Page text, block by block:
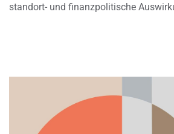
standort- und finanzpolitische